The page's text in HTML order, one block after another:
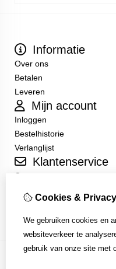
Informatie
Over ons
Betalen
Leveren
Mijn account
Inloggen
Bestelhistorie
Verlanglijst
Klantenservice
Contact
Algemene Voorwaarden
Cookies & Privacy
We gebruiken cookies en
websiteverkeer te
gebruik van onze site met